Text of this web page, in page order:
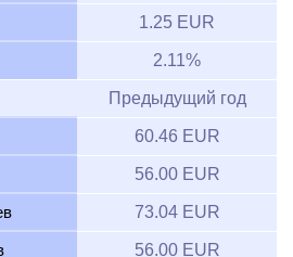
1.25 EUR
2.11%
Предыдущий год
60.46 EUR
56.00 EUR
73.04 EUR
56.00 EUR